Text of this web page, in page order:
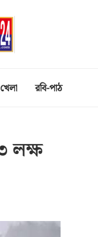
খেলা রবি-পাঠ
লক্ষ